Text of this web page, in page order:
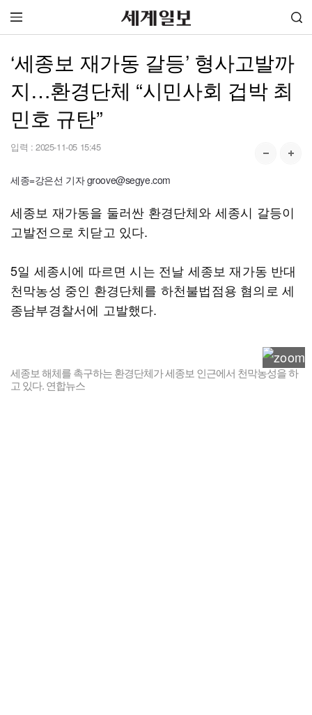
‘세종보 재가동 갈등’ 형사고발까
지…환경단체 “시민사회 겁박 최
민호 규탄”
입력 : 2025-11-05 15:45
세종=강은선 기자 groove@segye.com
세종보 재가동을 둘러싼 환경단체와 세종시 갈등이
고발전으로 치닫고 있다.
5일 세종시에 따르면 시는 전날 세종보 재가동 반대
천막농성 중인 환경단체를 하천불법점용 혐의로 세
종남부경찰서에 고발했다.
세종보 해체를 촉구하는 환경단체가 세종보 인근에서 천막농성을 하
고 있다. 연합뉴스